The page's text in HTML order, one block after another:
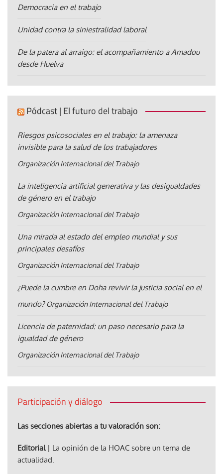
Democracia en el trabajo
Unidad contra la siniestralidad laboral
De la patera al arraigo: el acompañamiento a Amadou
desde Huelva
Pódcast | El futuro del trabajo
Riesgos psicosociales en el trabajo: la amenaza
invisible para la salud de los trabajadores
Organización Internacional del Trabajo
La inteligencia artificial generativa y las desigualdades
de género en el trabajo
Organización Internacional del Trabajo
Una mirada al estado del empleo mundial y sus
principales desafíos
Organización Internacional del Trabajo
¿Puede la cumbre en Doha revivir la justicia social en el
mundo? Organización Internacional del Trabajo
Licencia de paternidad: un paso necesario para la
igualdad de género
Organización Internacional del Trabajo
Participación y diálogo
Las secciones abiertas a tu valoración son:
Editorial| La opinión de la HOAC sobre un tema de
actualidad.